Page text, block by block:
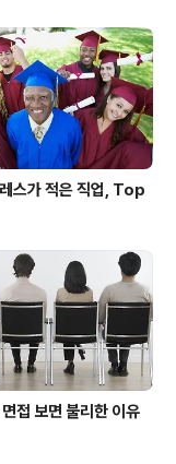
스가 적은 직업, Top
접 보면 불리한 이유